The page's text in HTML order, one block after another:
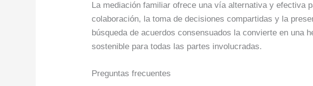
La mediación familiar ofrece una vía alternativa y efectiva
colaboración, la toma de decisiones compartidas y la
búsqueda de acuerdos consensuados la convierte en una
sostenible para todas las partes involucradas.
Preguntas frecuentes